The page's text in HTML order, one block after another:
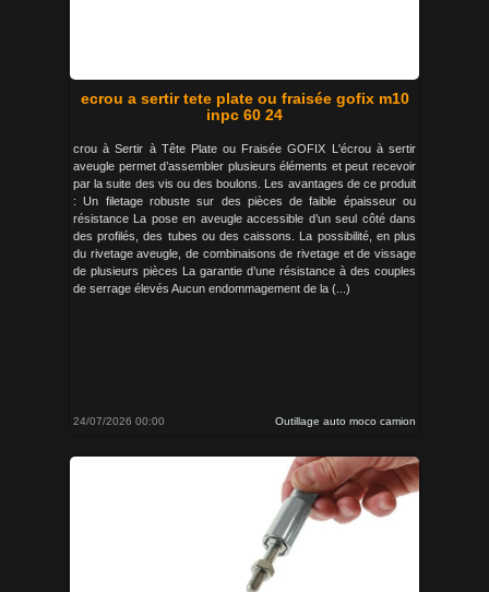
ecrou a sertir tete plate ou fraisée gofix m10
inpc 60 24
crou à Sertir à Tête Plate ou Fraisée GOFIX L'écrou à sertir
aveugle permet d’assembler plusieurs éléments et peut recevoir
par la suite des vis ou des boulons. Les avantages de ce produit
: Un filetage robuste sur des pièces de faible épaisseur ou
résistance La pose en aveugle accessible d’un seul côté dans
des profilés, des tubes ou des caissons. La possibilité, en plus
du rivetage aveugle, de combinaisons de rivetage et de vissage
de plusieurs pièces La garantie d’une résistance à des couples
de serrage élevés Aucun endommagement de la (...)
24/07/2026 00:00 Outillage auto moco camion